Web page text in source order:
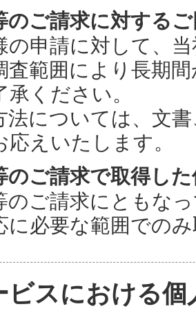
のご請求に対する
の申請に対して、
査範囲により長期
ください。
法については、文
えいたします。
のご請求で取得し
のご請求にともな
に必要な範囲での
ビスにおける